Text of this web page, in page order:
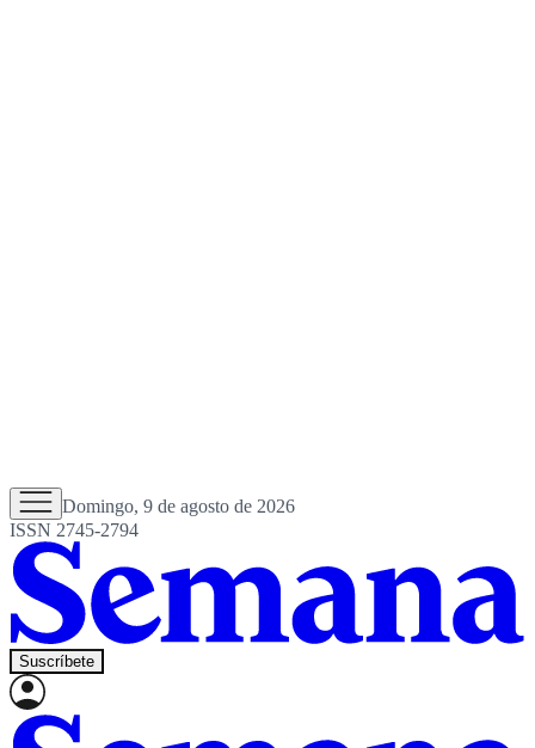
Domingo, 9 de agosto de 2026
ISSN 2745-2794
Suscríbete